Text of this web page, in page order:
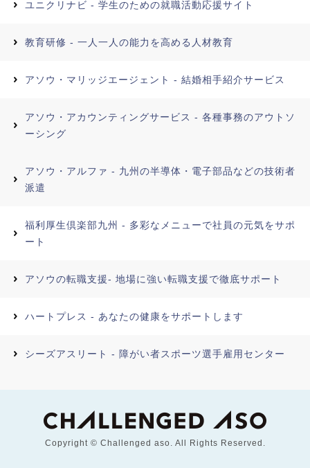
ユニクリナビ - 学生のための就職活動応援サイト
教育研修 - 一人一人の能力を高める人材教育
アソウ・マリッジエージェント - 結婚相手紹介サービス
アソウ・アカウンティングサービス - 各種事務のアウトソ
ーシング
アソウ・アルファ - 九州の半導体・電子部品などの技術者
派遣
福利厚生倶楽部九州 - 多彩なメニューで社員の元気をサポ
ート
アソウの転職支援- 地場に強い転職支援で徹底サポート
ハートプレス - あなたの健康をサポートします
シーズアスリート - 障がい者スポーツ選手雇用センター
Copyright © Challenged aso. All Rights Reserved.